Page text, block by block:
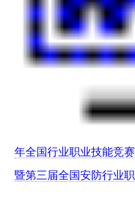
年全国行业职业技能竞
暨第三届全国安防行业